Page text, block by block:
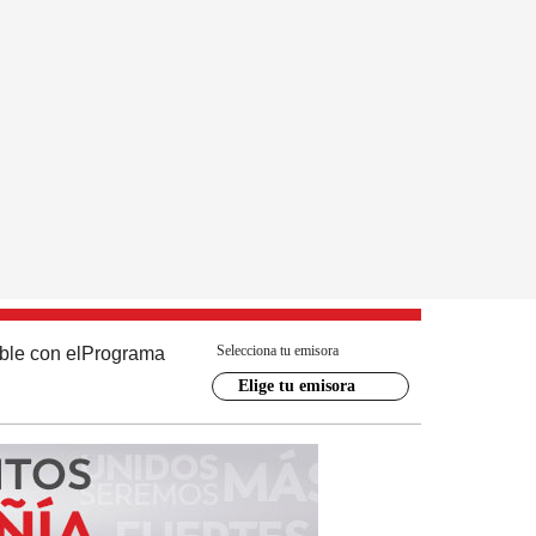
con el Programa Selecciona tu emisora
Elige tu emisora